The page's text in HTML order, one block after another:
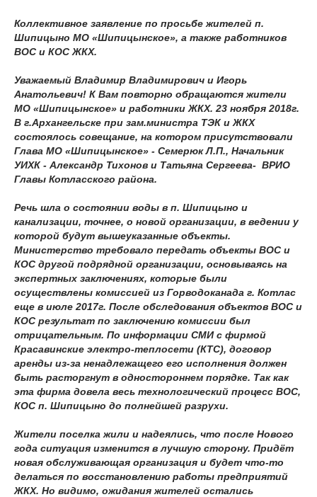
Коллективное заявление по просьбе жителей п.
Шипицыно МО «Шипицынское», а также работников
ВОС и КОС ЖКХ.
Уважаемый Владимир Владимирович и Игорь
Анатольевич! К Вам повторно обращаются жители
МО «Шипицынское» и работники ЖКХ. 23 ноября 2018г.
В г.Архангельске при зам.министра ТЭК и ЖКХ
состоялось совещание, на котором присутствовали
Глава МО «Шипицынское» - Семерюк Л.П., Начальник
УИХК - Александр Тихонов и Татьяна Сергеева- ВРИО
Главы Котласского района.
Речь шла о состоянии воды в п. Шипицыно и
канализации, точнее, о новой организации, в ведении у
которой будут вышеуказанные объекты.
Министерство требовало передать объекты ВОС и
КОС другой подрядной организации, основываясь на
экспертных заключениях, которые были
осуществлены комиссией из Горводоканада г. Котлас
еще в июле 2017г. После обследования объектов ВОС и
КОС результат по заключению комиссии был
отрицательным. По информации СМИ с фирмой
Красавинские электро-теплосети (КТС), договор
аренды из-за ненадлежащего его исполнения должен
быть расторгнут в одностороннем порядке. Так как
эта фирма довела весь технологический процесс ВОС,
КОС п. Шипицыно до полнейшей разрухи.
Жители поселка жили и надеялись, что после Нового
года ситуация изменится в лучшую сторону. Придёт
новая обслуживающая организация и будет что-то
делаться по восстановлению работы предприятий
ЖКХ. Но видимо, ожидания жителей остались